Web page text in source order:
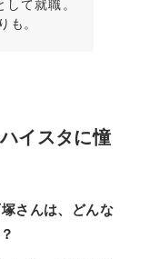
て就職。
も。
イスタに憧
さんは、どんな